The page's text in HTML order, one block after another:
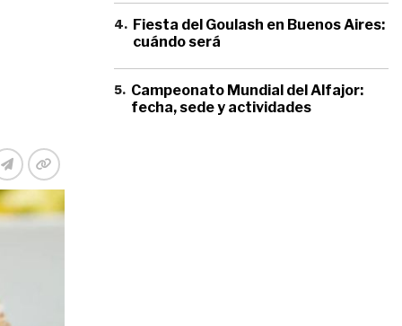
4. Fiesta del Goulash en Buenos Aires:
cuándo será
5. Campeonato Mundial del Alfajor:
fecha, sede y actividades